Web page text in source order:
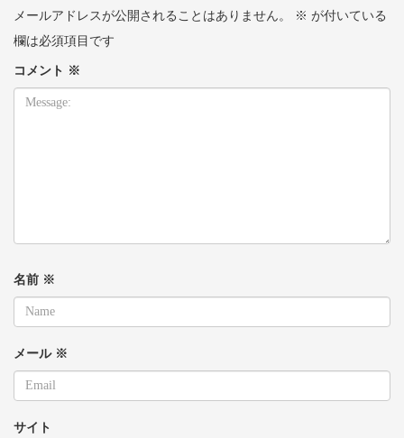
メールアドレスが公開されることはありません。 ※ が付いている
欄は必須項目です
コメント ※
名前 ※
メール ※
サイト